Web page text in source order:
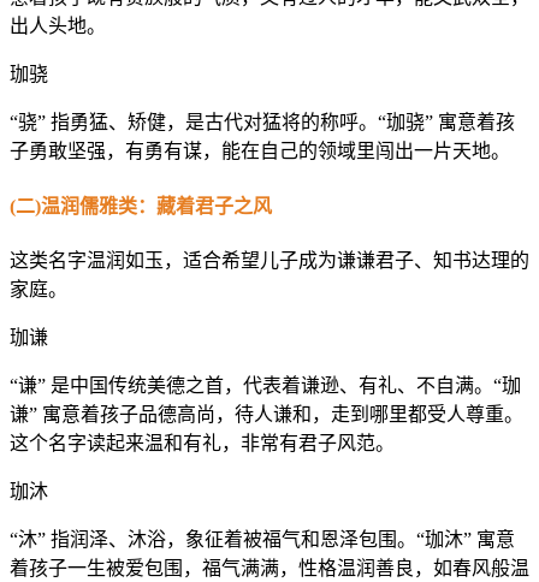
出人头地。
珈骁
“骁” 指勇猛、矫健，是古代对猛将的称呼。“珈骁” 寓意着孩
子勇敢坚强，有勇有谋，能在自己的领域里闯出一片天地。
(二)温润儒雅类：藏着君子之风
这类名字温润如玉，适合希望儿子成为谦谦君子、知书达理的
家庭。
珈谦
“谦” 是中国传统美德之首，代表着谦逊、有礼、不自满。“珈
谦” 寓意着孩子品德高尚，待人谦和，走到哪里都受人尊重。
这个名字读起来温和有礼，非常有君子风范。
珈沐
“沐” 指润泽、沐浴，象征着被福气和恩泽包围。“珈沐” 寓意
着孩子一生被爱包围，福气满满，性格温润善良，如春风般温